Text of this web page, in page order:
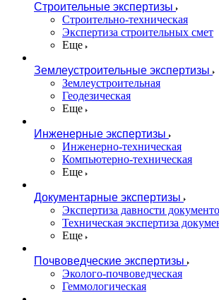
Строительные экспертизы
Строительно-техническая
Экспертиза строительных смет
Еще
Землеустроительные экспертизы
Землеустроительная
Геодезическая
Еще
Инженерные экспертизы
Инженерно-техническая
Компьютерно-техническая
Еще
Документарные экспертизы
Экспертиза давности
Техническая экспертиза
Еще
Почвоведческие экспертизы
Эколого-почвоведческая
Геммологическая